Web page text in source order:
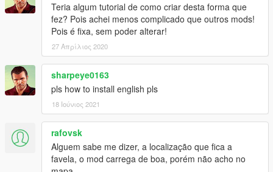
Teria algum tutorial de como criar desta forma que
fez? Pois achei menos complicado que outros mods!
Pois é fixa, sem poder alterar!
27 Απρίλιος 2020
sharpeye0163
pls how to install english pls
18 Ιούνιος 2021
rafovsk
Alguem sabe me dizer, a localização que fica a
favela, o mod carrega de boa, porém não acho no